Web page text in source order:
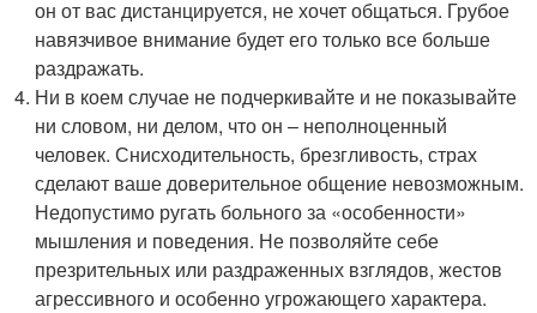
он от вас дистанцируется, не хочет общаться. Грубое
навязчивое внимание будет его только все больше
раздражать.
Ни в коем случае не подчеркивайте и не показывайте
ни словом, ни делом, что он – неполноценный
человек. Снисходительность, брезгливость, страх
сделают ваше доверительное общение невозможным.
Недопустимо ругать больного за «особенности»
мышления и поведения. Не позволяйте себе
презрительных или раздраженных взглядов, жестов
агрессивного и особенно угрожающего характера.